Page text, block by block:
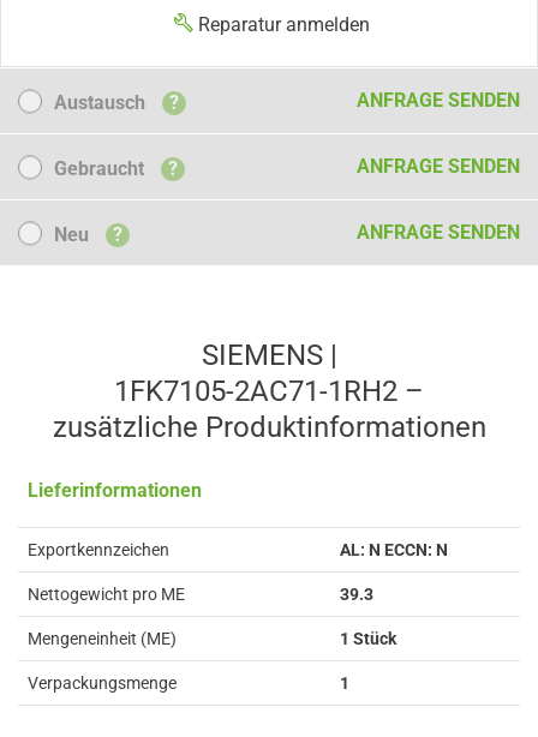
Reparatur anmelden
Austausch
Austausch ? ANFRAGE SENDEN
Gebraucht
Gebraucht ? ANFRAGE SENDEN
NeuNeu ? ANFRAGE SENDEN
SIEMENS |
1FK7105-2AC71-1RH2 –
zusätzliche Produkt­informationen
Lieferinformationen
Exportkennzeichen AL: N ECCN: N
Nettogewicht pro ME 39.3
Mengeneinheit (ME) 1 Stück
Verpackungsmenge 1